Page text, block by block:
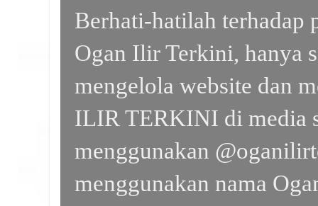
Berhati-hatilah terhadap
Ogan Ilir Terkini, hanya
mengelola website dan
ILIR TERKINI di media
menggunakan
menggunakan nama